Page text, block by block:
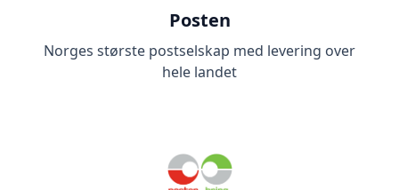
Posten
Norges største postselskap med levering over
hele landet